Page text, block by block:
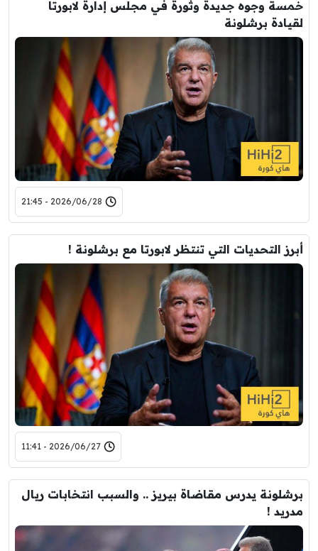
خمسة وجوه جديدة وثورة في مجلس إدارة لابورتا
لقيادة برشلونة
2026/06/28 - 21:45
أبرز التحديات التي تنتظر لابورتا مع برشلونة !
2026/06/27 - 11:41
برشلونة يدرس مقاضاة بيريز .. والسبب انتخابات ريال
مدريد !